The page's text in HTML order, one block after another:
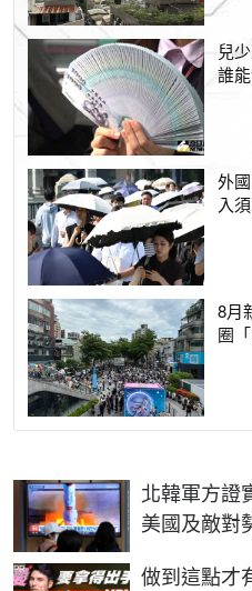
兒
誰
外
入
8月
圈
北韓軍方證
美國及敵對
做到這點才
PR